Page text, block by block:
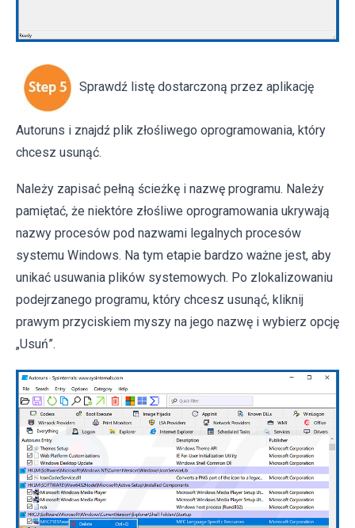
Sprawdź listę dostarczoną przez aplikację
Autoruns i znajdź plik złośliwego oprogramowania, który
chcesz usunąć.
Należy zapisać pełną ścieżkę i nazwę programu. Należy
pamiętać, że niektóre złośliwe oprogramowania ukrywają
nazwy procesów pod nazwami legalnych procesów
systemu Windows. Na tym etapie bardzo ważne jest, aby
unikać usuwania plików systemowych. Po zlokalizowaniu
podejrzanego programu, który chcesz usunąć, kliknij
prawym przyciskiem myszy na jego nazwę i wybierz opcję
„Usuń”.